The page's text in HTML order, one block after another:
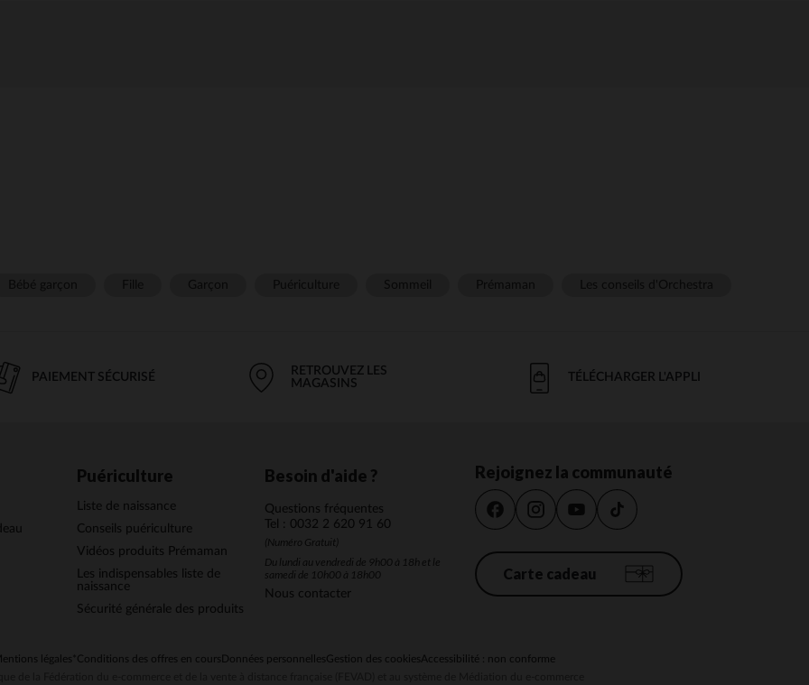
PAIEMENT SÉCURISÉ
RETROUVEZ LES
MAGASINS
TÉLÉCHARGER L'APPLI
Puériculture
Liste de naissance
Conseils puériculture
Vidéos produits Prémaman
Les indispensables liste de
naissance
Sécurité générale des produits
Besoin d'aide ?
Questions fréquentes
Tel : 0032 2 620 91 60
(Numéro Gratuit)
Du lundi au vendredi de 9h00 à 18h et le
samedi de 10h00 à 18h00
Nous contacter
Rejoignez la communauté
Carte cadeau
légales *Conditions des offres en cours Données personnellesGestion des cookiesAccessibilité : non conforme